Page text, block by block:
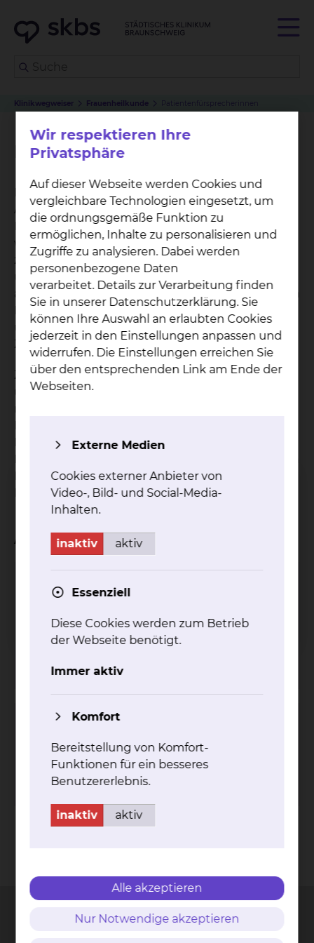
Klinikwegweiser Frauenheilkunde Patientenfürsprecherinnen
Patientenfürsprecherinnen
Dem Klinikum Braunschweig ist es ein wichtiges
Anliegen, dass Sie mit Ihrem
Krankenhausaufenthalt zufrieden sind. Sollte sich
während Ihres Aufenthaltes dennoch ein Grund
zur Kritik ergeben, Sie einen Rat in der
ungewohnten Umgebung benötigen oder etwas
auf dem Herzen haben, das Sie mit einer neutralen
Person besprechen möchten, so nehmen sich
unsere Patientenfürsprecherinnen gerne für Sie
Zeit zu einem vertrauensvollen Gespräch.
Zu den Aufgaben unserer ehrenamtlichen und
unabhängigen Patientenfürsprecherinnen gehört
Kontaktaufnahme zu Mitarbeiterinnen und
Ihrem ausdrücklichen Auftrag angemessene
Lösungen für Ihre Belange zu finden.
Ansprechpartner
Christine Wolnik
Tel.:+49 531 595 2224 Anrufbeantworter in
Abwesenheit
Evelyne Christine Elise Feddersen
Tel.:+49 531 595 2224 Anrufbeantworter in
Abwesenheit
Per E-Mail kontaktieren
Bildnachweise
Entgelttransparenz Cookie Einstellungen
Wir respektieren Ihre
Privatsphäre
Auf dieser Webseite werden Cookies und
vergleichbare Technologien eingesetzt, um
die ordnungsgemäße Funktion zu
ermöglichen, Inhalte zu personalisieren und
Zugriffe zu analysieren. Dabei werden
personenbezogene Daten
verarbeitet. Details zur Verarbeitung finden
Sie in unserer Datenschutzerklärung. Sie
können Ihre Auswahl an erlaubten Cookies
jederzeit in den Einstellungen anpassen und
widerrufen. Die Einstellungen erreichen Sie
über den entsprechenden Link am Ende der
Webseiten.
Externe Medien
Cookies externer Anbieter von
Video-, Bild- und Social-Media-
Inhalten.
inaktiv aktiv
Essenziell
Diese Cookies werden zum Betrieb
der Webseite benötigt.
Immer aktiv
Komfort
Bereitstellung von Komfort-
Funktionen für ein besseres
Benutzererlebnis.
inaktiv aktiv
Alle akzeptieren
Nur Notwendige akzeptieren